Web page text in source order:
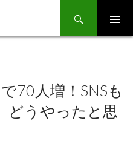
70人増！SNSも
どうやったと思